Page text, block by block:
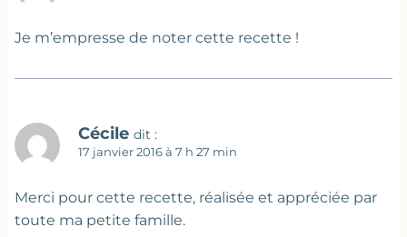
Je m’empresse de noter cette recette !
Cécile dit :
17 janvier 2016 à 7 h 27 min
Merci pour cette recette, réalisée et appréciée par
toute ma petite famille.